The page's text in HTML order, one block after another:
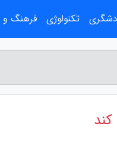
تکنولوژی فرهنگ و